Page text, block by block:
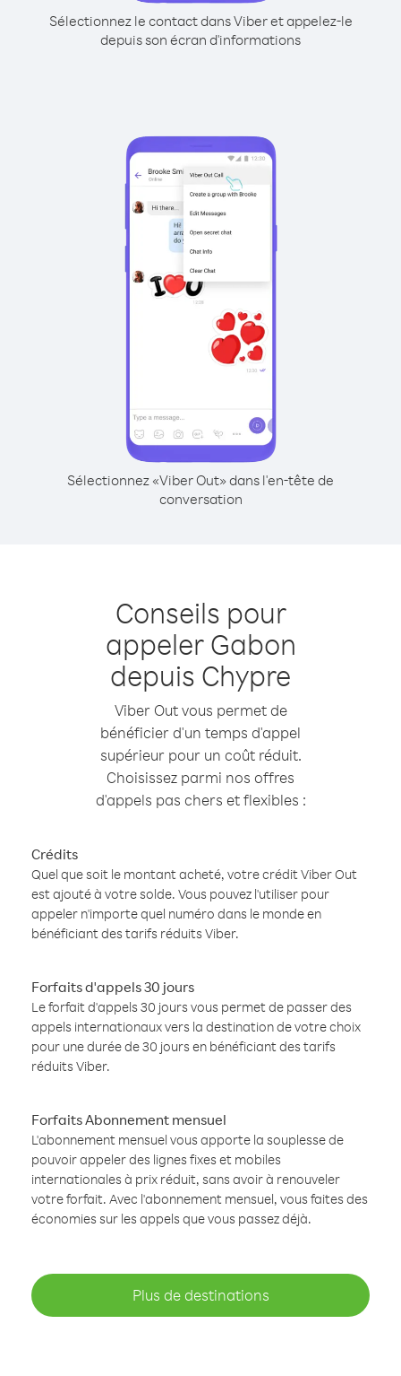
Sélectionnez le contact dans Viber et appelez-le
depuis son écran d'informations
Sélectionnez «Viber Out» dans l'en-tête de
conversation
Conseils pour
appeler Gabon
depuis Chypre
Viber Out vous permet de
bénéficier d'un temps d'appel
supérieur pour un coût réduit.
Choisissez parmi nos offres
d'appels pas chers et flexibles :
Crédits
Quel que soit le montant acheté, votre crédit Viber Out
est ajouté à votre solde. Vous pouvez l'utiliser pour
appeler n'importe quel numéro dans le monde en
bénéficiant des tarifs réduits Viber.
Forfaits d'appels 30 jours
Le forfait d'appels 30 jours vous permet de passer des
appels internationaux vers la destination de votre choix
pour une durée de 30 jours en bénéficiant des tarifs
réduits Viber.
Forfaits Abonnement mensuel
L'abonnement mensuel vous apporte la souplesse de
pouvoir appeler des lignes fixes et mobiles
internationales à prix réduit, sans avoir à renouveler
votre forfait. Avec l'abonnement mensuel, vous faites des
économies sur les appels que vous passez déjà.
Plus de destinations